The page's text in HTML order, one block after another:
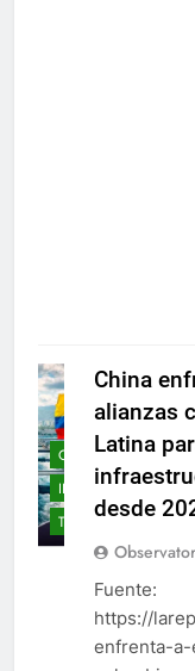
COLOMBIA
INFRAESTRUCTURA
TRANSPORTE
China
alianzas
Latina
desde
Fuente:
https://
enfrenta-